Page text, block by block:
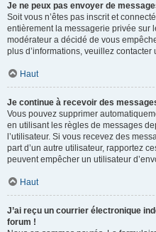
Je ne peux pas envoyer de
Soit vous n’êtes pas inscrit et
entièrement la messagerie privée sur
modérateur a décidé de vous
plus d’informations, veuillez
Haut
Je continue à recevoir des
Vous pouvez supprimer
en utilisant les règles de messages
l’utilisateur. Si vous recevez des
part d’un autre utilisateur, rapportez
peuvent empêcher un utilisateur
Haut
J’ai reçu un courrier électronique
forum !